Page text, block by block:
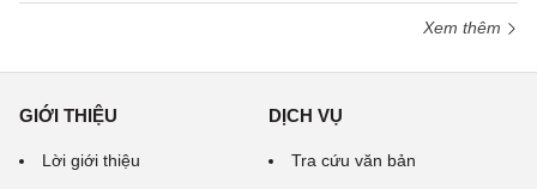
Xem thêm
GIỚI THIỆU
Lời giới thiệu
DỊCH VỤ
Tra cứu văn bản